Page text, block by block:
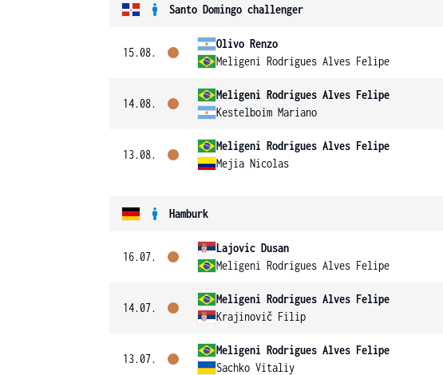
Santo Domingo challenger
15.08.
Olivo Renzo
Meligeni Rodrigues Alves Felipe
14.08.
Meligeni Rodrigues Alves Felipe
Kestelboim Mariano
13.08.
Meligeni Rodrigues Alves Felipe
Mejia Nicolas
Hamburk
16.07.
Lajovic Dusan
Meligeni Rodrigues Alves Felipe
14.07.
Meligeni Rodrigues Alves Felipe
Krajinovič Filip
13.07.
Meligeni Rodrigues Alves Felipe
Sachko Vitaliy